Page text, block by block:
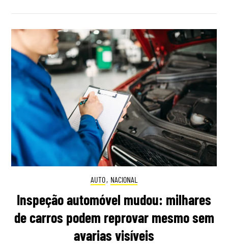
AUTO, NACIONAL
Inspeção automóvel mudou: milhares
de carros podem reprovar mesmo sem
avarias visíveis